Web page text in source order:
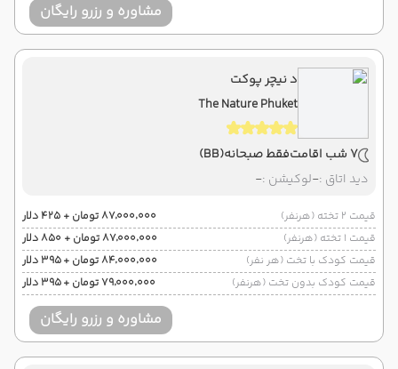
مشاوره و رزرو رایگان
د نیچر پوکت
The Nature Phuket
7 شب اقامت فقط صبحانه(BB)
دید اتاق :-لوکیشن :-
قیمت 2 تخته (هرنفر)
۸۷٬۰۰۰٬۰۰۰ تومان + ۴۲۵ دلار
قیمت 1 تخته (هرنفر)
۸۷٬۰۰۰٬۰۰۰ تومان + ۸۵۰ دلار
قیمت کودک با تخت (هر نفر)
۸۴٬۰۰۰٬۰۰۰ تومان + ۳۹۵ دلار
قیمت کودک بدون تخت (هرنفر)
۷۹٬۰۰۰٬۰۰۰ تومان + ۳۹۵ دلار
مشاوره و رزرو رایگان